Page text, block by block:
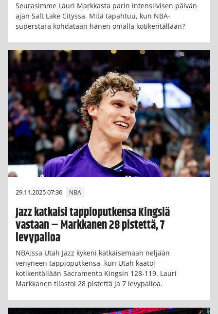
Seurasimme Lauri Markkasta parin intensiivisen päivän
ajan Salt Lake Cityssa. Mitä tapahtuu, kun NBA-
superstara kohdataan hänen omalla kotikentällään?
29.11.2025 07:36 NBA
Jazz katkaisi tappioputkensa Kingsiä
vastaan – Markkanen 28 pistettä, 7
levypalloa
NBA:ssa Utah Jazz kykeni katkaisemaan neljään
venyneen tappioputkensa, kun Utah kaatoi
kotikentällään Sacramento Kingsin 128-119. Lauri
Markkanen tilastoi 28 pistettä ja 7 levypalloa.